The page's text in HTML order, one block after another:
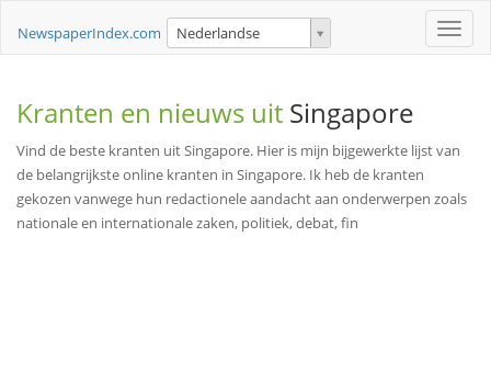
Toggle
NewspaperIndex.com Nederlandse
Kranten en nieuws uit Singapore
Vind de beste kranten uit Singapore. Hier is mijn bijgewerkte lijst van
de belangrijkste online kranten in Singapore. Ik heb de kranten
gekozen vanwege hun redactionele aandacht aan onderwerpen zoals
nationale en internationale zaken, politiek, debat, fin